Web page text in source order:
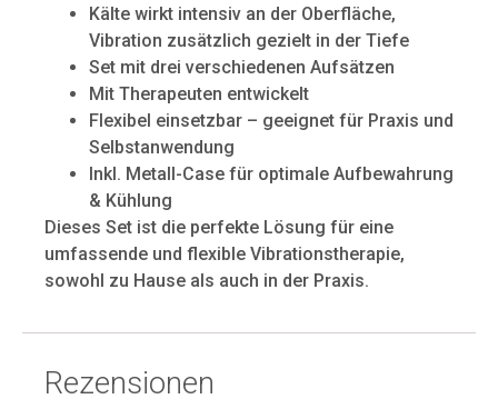
Kälte wirkt intensiv an der Oberfläche,
Vibration zusätzlich gezielt in der Tiefe
Set mit drei verschiedenen Aufsätzen
Mit Therapeuten entwickelt
Flexibel einsetzbar – geeignet für Praxis und
Selbstanwendung
Inkl. Metall-Case für optimale Aufbewahrung
& Kühlung
Dieses Set ist die perfekte Lösung für eine
umfassende und flexible Vibrationstherapie,
sowohl zu Hause als auch in der Praxis.
Rezensionen